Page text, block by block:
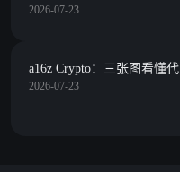
2026-07-23
a16z Crypto：三张图看懂
2026-07-23